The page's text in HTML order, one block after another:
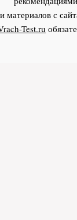
материалов с
Test.ru